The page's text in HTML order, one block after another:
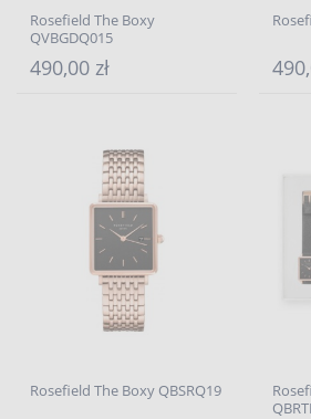
Rosefield The Boxy
QVBGDQ015
490,00 zł
Rosefield The Boxy QBSRQ19